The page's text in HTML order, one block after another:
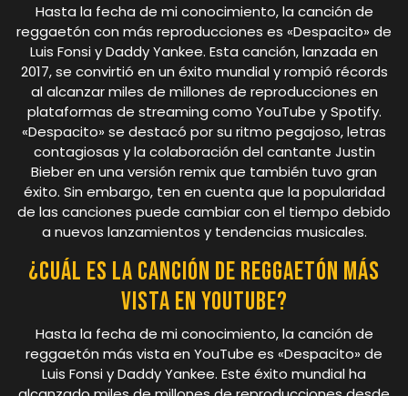
Hasta la fecha de mi conocimiento, la canción de
reggaetón con más reproducciones es «Despacito» de
Luis Fonsi y Daddy Yankee. Esta canción, lanzada en
2017, se convirtió en un éxito mundial y rompió récords
al alcanzar miles de millones de reproducciones en
plataformas de streaming como YouTube y Spotify.
«Despacito» se destacó por su ritmo pegajoso, letras
contagiosas y la colaboración del cantante Justin
Bieber en una versión remix que también tuvo gran
éxito. Sin embargo, ten en cuenta que la popularidad
de las canciones puede cambiar con el tiempo debido
a nuevos lanzamientos y tendencias musicales.
¿Cuál es la canción de reggaetón más
vista en YouTube?
Hasta la fecha de mi conocimiento, la canción de
reggaetón más vista en YouTube es «Despacito» de
Luis Fonsi y Daddy Yankee. Este éxito mundial ha